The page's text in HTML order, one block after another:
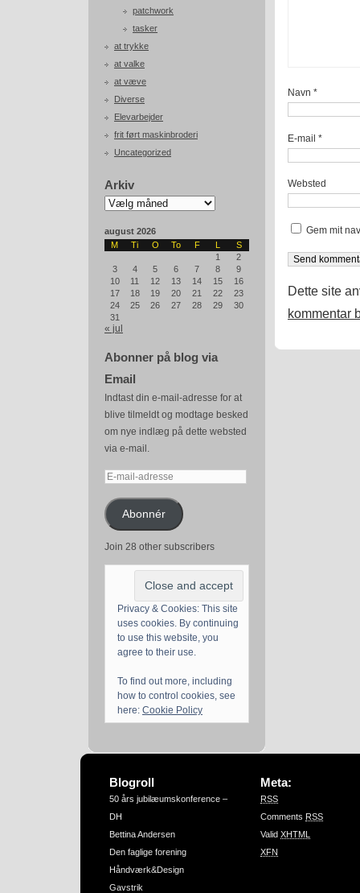
patchwork
tasker
at trykke
at valke
at væve
Diverse
Elevarbejder
frit ført maskinbroderi
Uncategorized
Arkiv
Arkiv
august 2026
M
Ti O To F L
S
1
2
3
4 5 6 7 8
9
10
11 12 13 14 15
16
17
18 19 20 21 22
23
24
25 26 27 28 29
30
31
« jul
Abonner på blog via
Email
Indtast din e-mail-adresse for at
blive tilmeldt og modtage besked
om nye indlæg på dette websted
via e-mail.
E-
adresseAbonnér
Join 28 other subscribers
Privacy & Cookies: This site
uses cookies. By continuing
to use this website, you
agree to their use.
To find out more, including
how to control cookies, see
here: Cookie Policy
Navn *
E-mail *
Websted
Gem mit
Dette site
kommentar
Blogroll
50 års jubilæumskonference –
DH
Bettina Andersen
Den faglige forening
Håndværk&Design
Gavstrik
Meta:
RSS
Comments RSS
Valid XHTML
XFN